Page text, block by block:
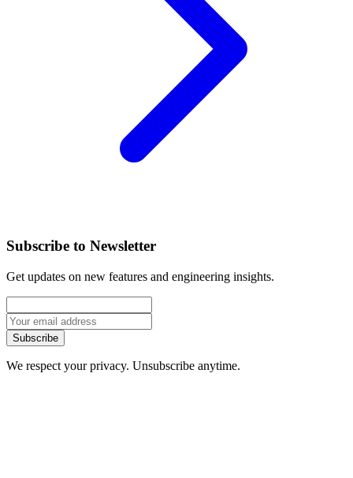
Subscribe to Newsletter
Get updates on new features and engineering insights.
Subscribe
We respect your privacy. Unsubscribe anytime.